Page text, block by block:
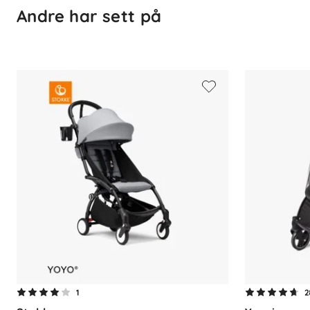
Kompatibilitet
Andre har sett på
1